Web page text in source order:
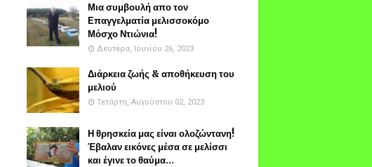
Μια συμβουλή απο τον
Επαγγελματία μελισσοκόμο
Μόσχο Ντιώνια!
Δευτέρα, Ιουνίου 26, 2023
Διάρκεια ζωής & αποθήκευση του
μελιού
Τετάρτη, Αυγούστου 02, 2023
Η θρησκεία μας είναι ολοζώντανη!
Έβαλαν εικόνες μέσα σε μελίσσι
και έγινε το θαύμα...